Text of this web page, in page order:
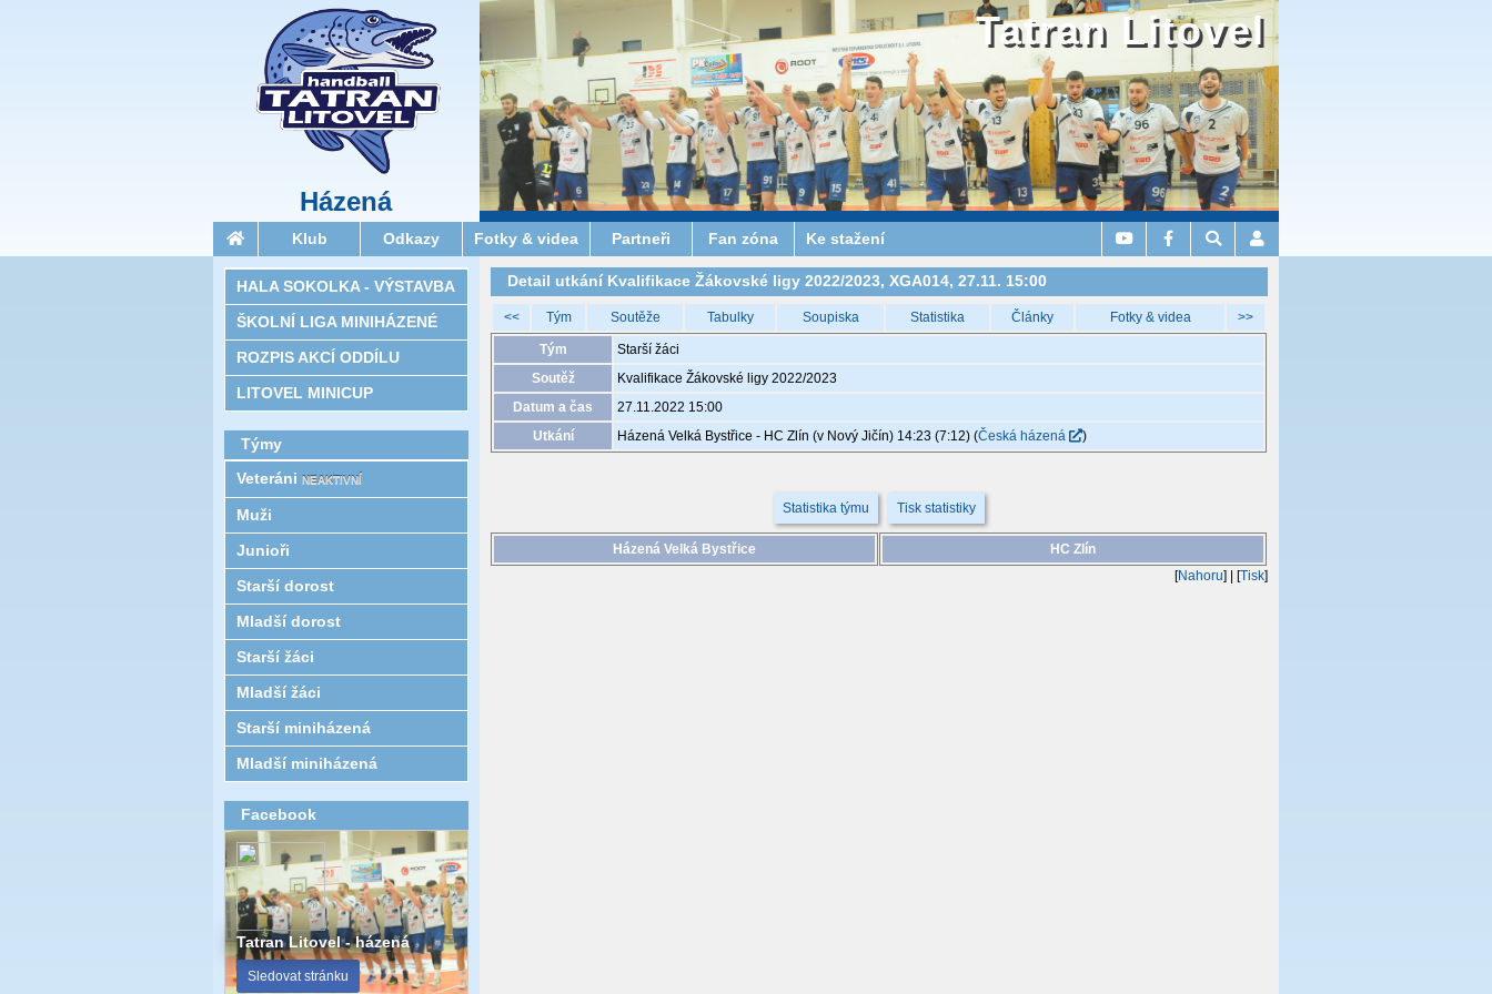
Házená
Tatran Litovel
Klub Odkazy Fotky & videa Partneři Fan zóna Ke stažení
Detail utkání Kvalifikace Žákovské ligy 2022/2023, XGA014, 27.11. 15:00
<< Tým Soutěže Tabulky Soupiska Statistika Články Fotky & videa >>
Tým
Starší žáci
Soutěž
Kvalifikace Žákovské ligy 2022/2023
Datum a čas
27.11.2022 15:00
Utkání
Házená Velká Bystřice - HC Zlín (v Nový Jičín) 14:23 (7:12)(Česká házená )
Statistika týmu Tisk statistiky
Házená Velká Bystřice
HC Zlín
[Nahoru] | [Tisk]
HALA SOKOLKA - VÝSTAVBA
ŠKOLNÍ LIGA MINIHÁZENÉ
ROZPIS AKCÍ ODDÍLU
LITOVEL MINICUP
Týmy
Veteráni NEAKTIVNÍ
Muži
Junioři
Starší dorost
Mladší dorost
Starší žáci
Mladší žáci
Starší miniházená
Mladší miniházená
Facebook
Tatran Litovel - házená
Sledovat stránku